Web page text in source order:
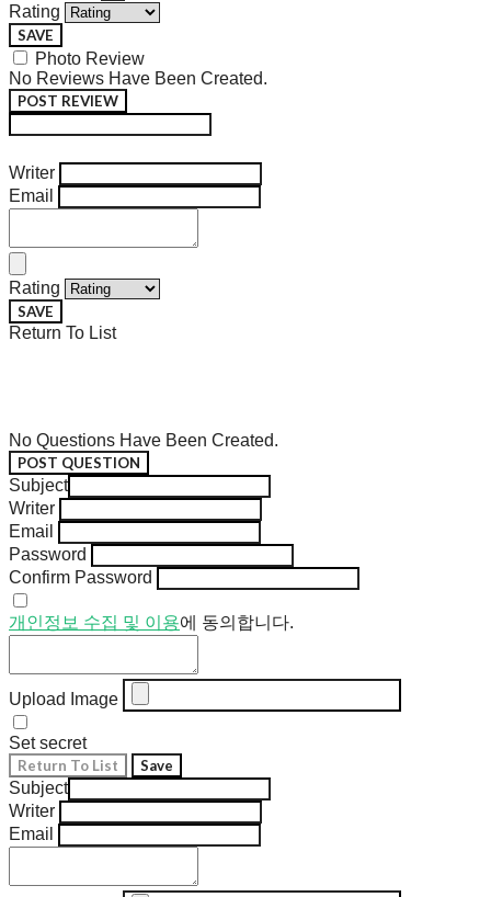
Rating
SAVE
Photo Review
No Reviews Have Been Created.
POST REVIEW
Writer
Email
Rating
SAVE
Return To List
No Questions Have Been Created.
POST QUESTION
Subject
Writer
Email
Password
Confirm Password
개인정보 수집 및 이용에 동의합니다.
Upload Image
Set secret
Return To List Save
Subject
Writer
Email